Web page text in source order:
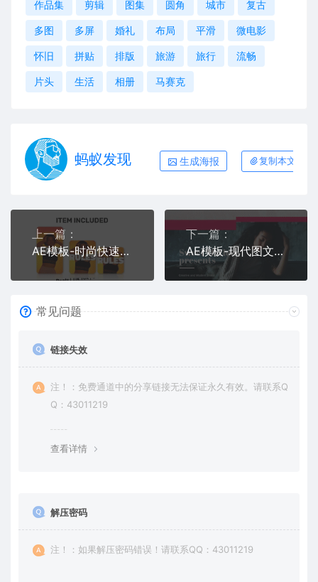
作品集 剪辑 图集 圆角 城市 复古
多图 多屏 婚礼 布局 平滑 微电影
怀旧 拼贴 排版 旅游 旅行 流畅
片头 生活 相册 马赛克
蚂蚁发现 生成海报 复制本文链接
上一篇：
AE模板-时尚快速卡点节拍大标题图文排版宣传开场
下一篇：
AE模板-现代图文幻灯片创意简洁干净的展示片头
常见问题
链接失效
注！：免费通道中的分享链接无法保证永久有效。请联系Q
Q：43011219
查看详情
解压密码
注！：如果解压密码错误！请联系QQ：43011219